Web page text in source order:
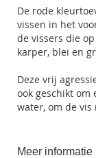
De rode
vissen in het
de vissers die
karper, blei en
Deze vrij
ook geschikt om
water, om de vis
Meer informatie